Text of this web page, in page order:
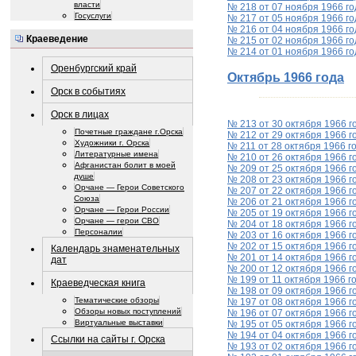
власти
Госуслуги
Краеведение
Оренбургский край
Орск в событиях
Орск в лицах
Почетные граждане г.Орска
Художники г. Орска
Литературные имена
Афганистан болит в моей
душе
Орчане — Герои Советского
Союза
Орчане — Герои России
Орчане — герои СВО
Персоналии
Календарь знаменательных
дат
Краеведческая книга
Тематические обзоры
Обзоры новых поступлений
Виртуальные выставки
Ссылки на сайты г. Орска
№ 218 от 07 ноября 1966
№ 217 от 05 ноября 1966
№ 216 от 04 ноября 1966
№ 215 от 02 ноября 1966
№ 214 от 01 ноября 1966
Октябрь 1966 года
№ 213 от 30 октября 1966
№ 212 от 29 октября 1966
№ 211 от 28 октября 1966
№ 210 от 26 октября 1966
№ 209 от 25 октября 1966
№ 208 от 23 октября 1966
№ 207 от 22 октября 1966
№ 206 от 21 октября 1966
№ 205 от 19 октября 1966
№ 204 от 18 октября 1966
№ 203 от 16 октября 1966
№ 202 от 15 октября 1966
№ 201 от 14 октября 1966
№ 200 от 12 октября 1966
№ 199 от 11 октября 1966
№ 198 от 09 октября 1966
№ 197 от 08 октября 1966
№ 196 от 07 октября 1966
№ 195 от 05 октября 1966
№ 194 от 04 октября 1966
№ 193 от 02 октября 1966